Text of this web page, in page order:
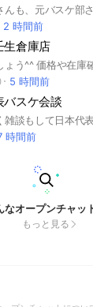
2 時間前
生倉庫店
5 時間前
バスケ会談
時間前
なオープンチャッ
もっと見る